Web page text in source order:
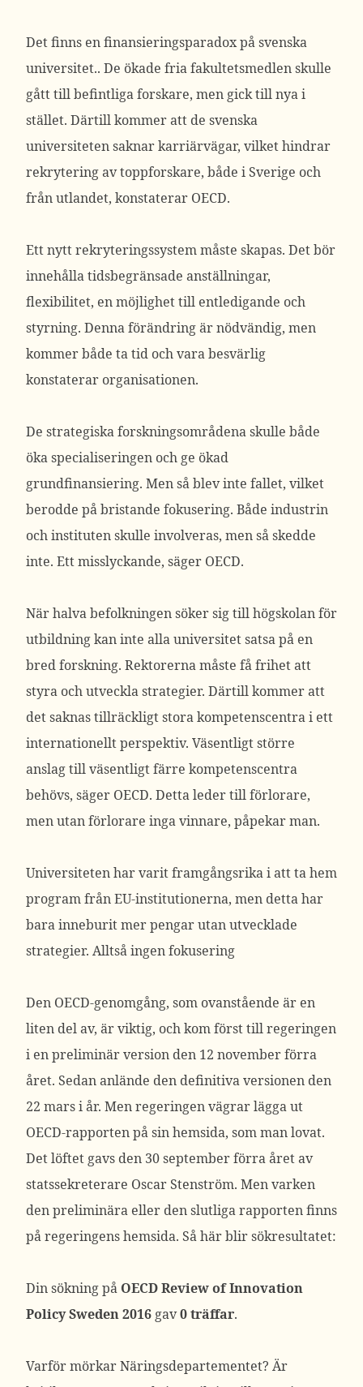
Det finns en finansieringsparadox på svenska
universitet.. De ökade fria fakultetsmedlen skulle
gått till befintliga forskare, men gick till nya i
stället. Därtill kommer att de svenska
universiteten saknar karriärvägar, vilket hindrar
rekrytering av toppforskare, både i Sverige och
från utlandet, konstaterar OECD.
Ett nytt rekryteringssystem måste skapas. Det bör
innehålla tidsbegränsade anställningar,
flexibilitet, en möjlighet till entledigande och
styrning. Denna förändring är nödvändig, men
kommer både ta tid och vara besvärlig
konstaterar organisationen.
De strategiska forskningsområdena skulle både
öka specialiseringen och ge ökad
grundfinansiering. Men så blev inte fallet, vilket
berodde på bristande fokusering. Både industrin
och instituten skulle involveras, men så skedde
inte. Ett misslyckande, säger OECD.
När halva befolkningen söker sig till högskolan för
utbildning kan inte alla universitet satsa på en
bred forskning. Rektorerna måste få frihet att
styra och utveckla strategier. Därtill kommer att
det saknas tillräckligt stora kompetenscentra i ett
internationellt perspektiv. Väsentligt större
anslag till väsentligt färre kompetenscentra
behövs, säger OECD. Detta leder till förlorare,
men utan förlorare inga vinnare, påpekar man.
Universiteten har varit framgångsrika i att ta hem
program från EU-institutionerna, men detta har
bara inneburit mer pengar utan utvecklade
strategier. Alltså ingen fokusering
Den OECD-genomgång, som ovanstående är en
liten del av, är viktig, och kom först till regeringen
i en preliminär version den 12 november förra
året. Sedan anlände den definitiva versionen den
22 mars i år. Men regeringen vägrar lägga ut
OECD-rapporten på sin hemsida, som man lovat.
Det löftet gavs den 30 september förra året av
statssekreterare Oscar Stenström. Men varken
den preliminära eller den slutliga rapporten finns
på regeringens hemsida. Så här blir sökresultatet:
Din sökning på OECD Review of Innovation
Policy Sweden 2016 gav0 träffar.
Varför mörkar Näringsdepartementet? Är